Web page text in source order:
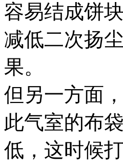
容易结成饼
减低二次扬
果。
但另一方面
此气室的布
低，这时候